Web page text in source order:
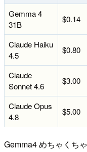
Gemma 4
31B
$0.14
Claude Haiku
4.5
$0.80
Claude
Sonnet 4.6
$3.00
Claude Opus
4.8
$5.00
Gemma4 めちゃくち